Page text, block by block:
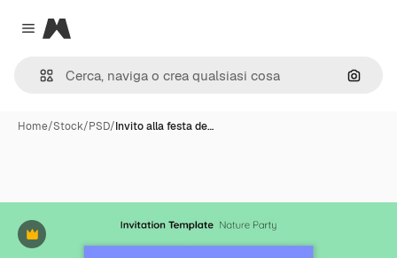
Close menu
Magnific
Cerca
Home/Stock/PSD/Invito alla festa de…
Premium